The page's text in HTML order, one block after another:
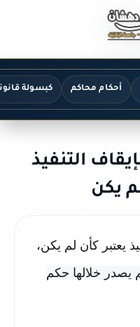
أحكام محاكم كبسولة
التنفيذ
يكن